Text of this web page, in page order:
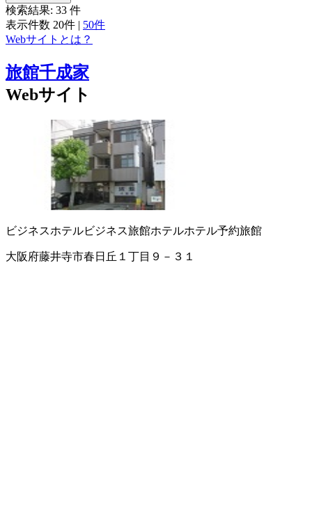
検索結果: 33 件
表示件数 20件 | 50件
Webサイトとは？
旅館千成家
Webサイト
ビジネスホテルビジネス旅館ホテルホテル予約旅館
大阪府藤井寺市春日丘１丁目９－３１